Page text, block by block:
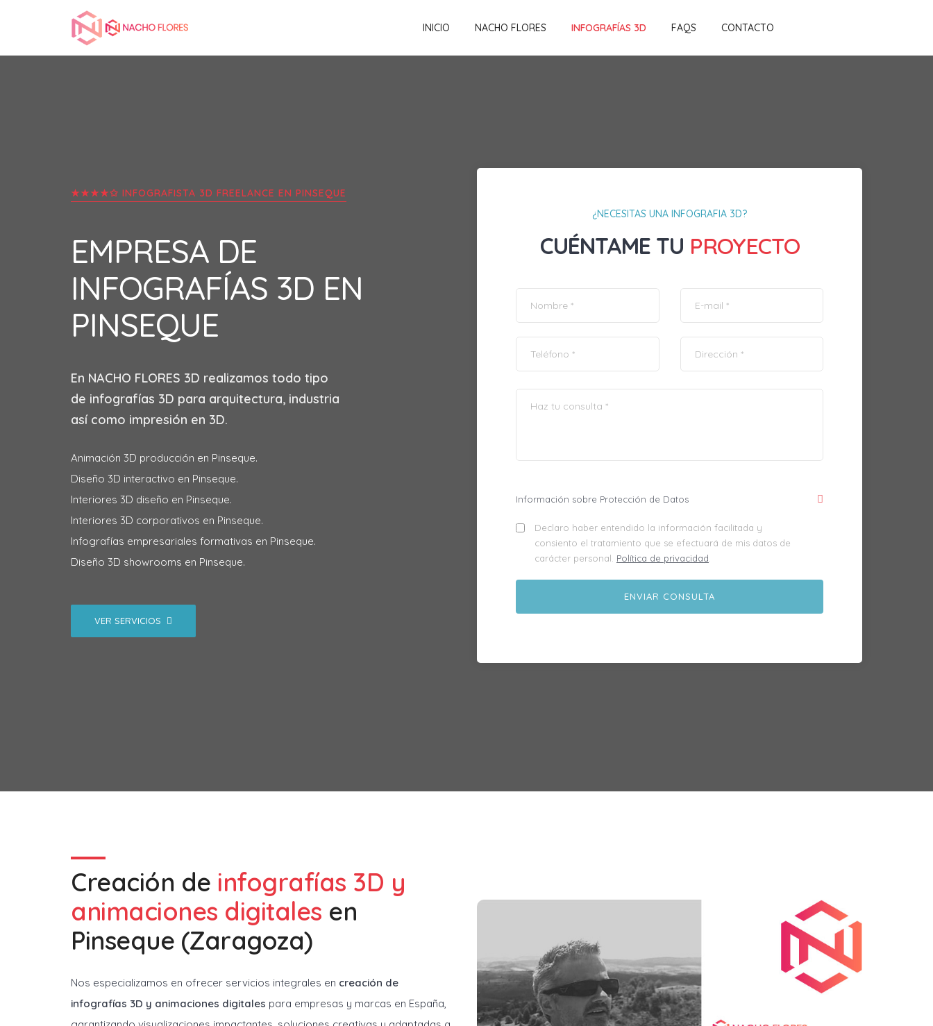
INICIO NACHO FLORES INFOGRAFÍAS 3D FAQS CONTACTO
★★★★✩ INFOGRAFISTA 3D FREELANCE EN PINSEQUE
EMPRESA DE
INFOGRAFÍAS 3D EN
PINSEQUE
En NACHO FLORES 3D realizamos todo tipo
de infografías 3D para arquitectura, industria
así como impresión en 3D.
Animación 3D producción en Pinseque.
Diseño 3D interactivo en Pinseque.
Interiores 3D diseño en Pinseque.
Interiores 3D corporativos en Pinseque.
Infografías empresariales formativas en Pinseque.
Diseño 3D showrooms en Pinseque.
VER SERVICIOS
¿NECESITAS UNA INFOGRAFIA 3D?
CUÉNTAME TU PROYECTO
Información sobre Protección de Datos
Declaro haber entendido la información facilitada y
consiento el tratamiento que se efectuará de mis datos de
carácter personal. Política de privacidad
Creación de infografías 3D y
animaciones digitales en
Pinseque (Zaragoza)
Nos especializamos en ofrecer servicios integrales en creación de
infografías 3D y animaciones digitales para empresas y marcas en España,